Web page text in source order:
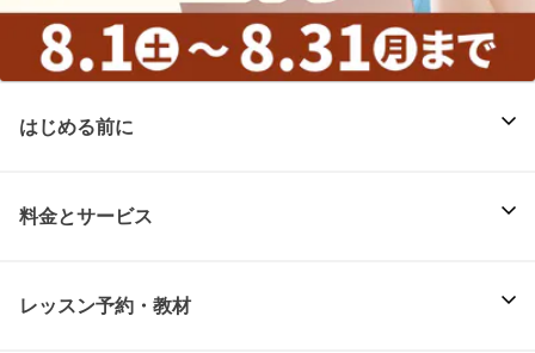
はじめる前に
料金とサービス
レッスン予約・教材